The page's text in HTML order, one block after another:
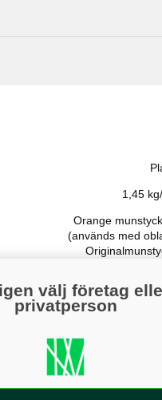
1,45
Orange
(används med
välj företag
privatperson